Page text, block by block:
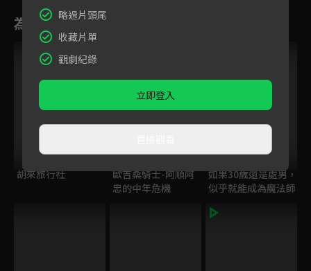
為您推薦
胡來旅行社
歐吉桑騎士-阿順阿
忠的中年危機
如果30歲還是處男，
似乎就能成為魔法師
略過片頭尾
收藏片單
觀劇紀錄
立即登入